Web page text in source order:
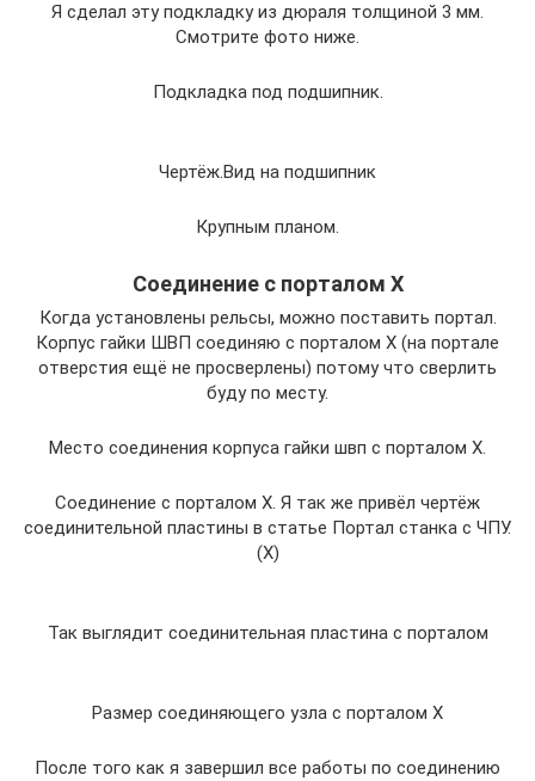
Я сделал эту подкладку из дюраля толщиной 3 мм.
Смотрите фото ниже.
Подкладка под подшипник.
Чертёж.Вид на подшипник
Крупным планом.
Соединение с порталом Х
Когда установлены рельсы, можно поставить портал.
Корпус гайки ШВП соединяю с порталом Х (на портале
отверстия ещё не просверлены) потому что сверлить
буду по месту.
Место соединения корпуса гайки швп с порталом Х.
Соединение с порталом Х. Я так же привёл чертёж
соединительной пластины в статье Портал станка с ЧПУ.
(Х)
Так выглядит соединительная пластина с порталом
Размер соединяющего узла с порталом Х
После того как я завершил все работы по соединению